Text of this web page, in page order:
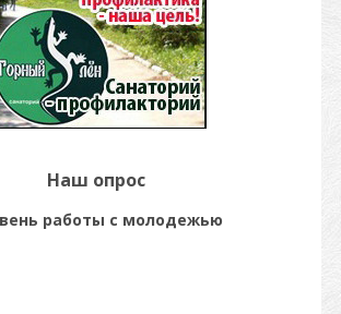
Наш опрос
работы с молодежью